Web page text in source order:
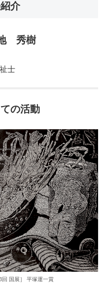
介
秀樹
士
の活動
回 国展］ 平塚運一賞